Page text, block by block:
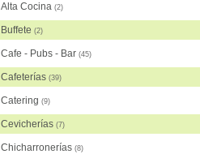
Alta Cocina (2)
Buffete (2)
Cafe - Pubs - Bar (45)
Cafeterías (39)
Catering (9)
Cevicherías (7)
Chicharronerías (8)